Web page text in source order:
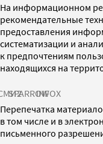
На информационном
рекомендательные
предоставления
систематизации и
к предпочтениям
находящихся на
SPARROWINFOX
Перепечатка
в том числе и в
письменного